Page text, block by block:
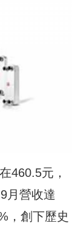
460.5元，
月營收達
，創下歷史